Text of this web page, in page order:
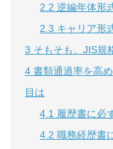
2.2 逆編年体形
2.3 キャリア形
3 そもそも、JIS規
4 書類通過率を高
目は
4.1
履歴書に必
4.2 職務経歴書